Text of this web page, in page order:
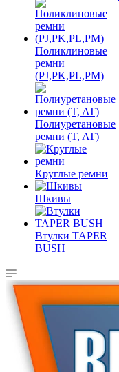
Поликлиновые
ремни
(PJ,PK,PL,PM)
Полиуретановые
ремни (T, AT)
Круглые ремни
Шкивы
Втулки TAPER
BUSH